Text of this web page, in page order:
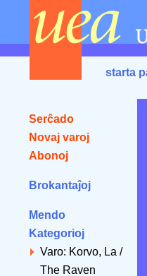
starta
Serĉado
Novaj varoj
Abonoj
Brokantaĵoj
Mendo
Kategorioj
Varo: Korvo, La /
The Raven